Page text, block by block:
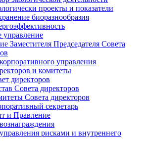
проекты и показатели
биоразнообразия
управление
Заместителя Председателя Совета
управления
и комитеты
директоров
Совета директоров
Совета директоров
секретарь
и Правление
рисками и внутреннего